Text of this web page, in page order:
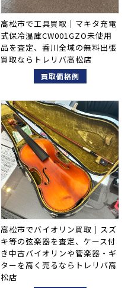
高松市で工具買取｜マキタ充電
式保冷温庫CW001GZO未使用
品を査定、香川全域の無料出張
買取ならトレリバ高松店
買取価格例
高松市でバイオリン買取｜スズ
キ等の弦楽器を査定、ケース付
き中古バイオリンや管楽器・ギ
ターを高く売るならトレリバ高
松店